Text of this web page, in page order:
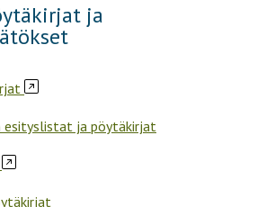
ja
esityslistat ja pöytäkirjat